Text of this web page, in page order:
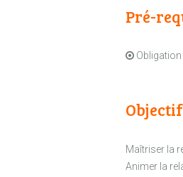
Pré-
Maîtriser la
Animer la